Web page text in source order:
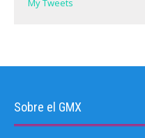
My Tweets
Sobre el GMX